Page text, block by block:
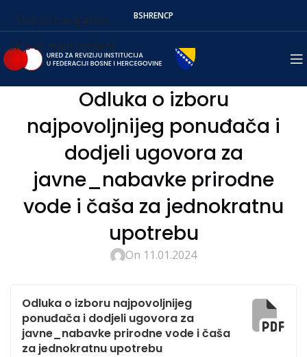
Skip to navigation
Skip to main content
BSHRENСР
Odluka o izboru
najpovoljnijeg ponuđača i
dodjeli ugovora za
javne_nabavke prirodne
vode i čaša za jednokratnu
upotrebu
On 11.01.2024
Odluka o izboru najpovoljnijeg
ponuđača i dodjeli ugovora za
javne_nabavke prirodne vode i čaša
za jednokratnu upotrebu